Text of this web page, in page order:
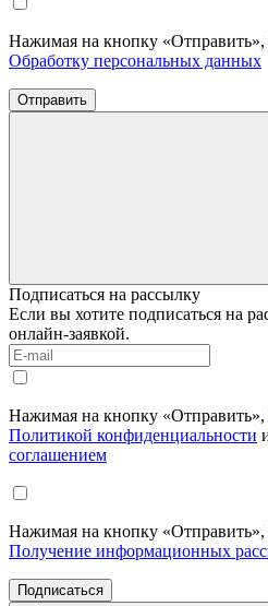
Нажимая на кнопку «Отправить»,
Обработку персональных данных
Отправить
Подписаться на рассылку
Если вы хотите подписаться на
онлайн-заявкой.
Нажимая на кнопку «Отправить»,
Политикой конфиденциальности
соглашением
Нажимая на кнопку «Отправить»,
Получение информационных
Подписаться